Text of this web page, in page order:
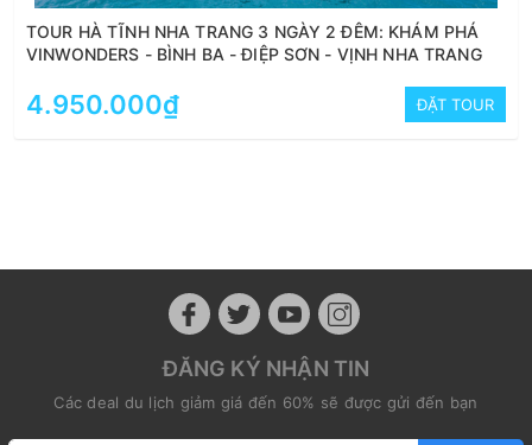
TOUR HÀ TĨNH NHA TRANG 3 NGÀY 2 ĐÊM: KHÁM PHÁ
VINWONDERS - BÌNH BA - ĐIỆP SƠN - VỊNH NHA TRANG
4.950.000₫ ĐẶT TOUR
ĐĂNG KÝ NHẬN TIN
Các deal du lịch giảm giá đến 60% sẽ được gửi đến bạn